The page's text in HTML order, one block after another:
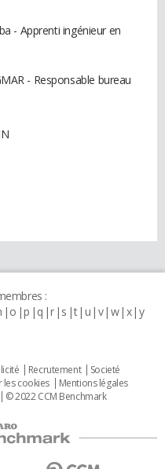
- Apprenti ingénieur en
- Responsable bureau
:
o p q r s t u v w x y
Recrutement
Societé
les cookies
Mentions légales
© 2022 CCM Benchmark